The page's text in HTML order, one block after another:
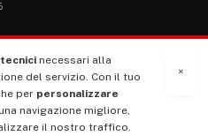
×
necessari alla
del servizio. Con il tuo
per personalizzare
navigazione migliore,
il nostro traffico.